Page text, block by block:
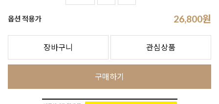
옵션 적용가 26,800원
장바구니 관심상품
구매하기